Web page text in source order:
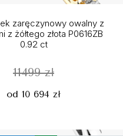
zaręczynowy owalny z
z żółtego złota P0616ZB
0.92 ct
11499 zł
od 10 694 zł